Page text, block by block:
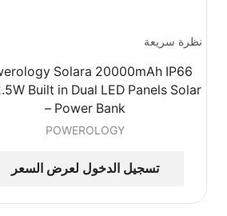
نظرة سريعة
Solara 20000mAh IP66
Built in Dual LED Panels Solar
Power Bank –
POWEROLOGY
تسجيل الدخول لعرض السعر